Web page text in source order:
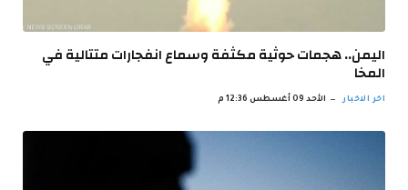
اليمن.. هجمات حوثية مكثفة وسماع انفجارات متتالية في
المخا
اخر الاخبار الأحد 09 أغسطس 12:36 م